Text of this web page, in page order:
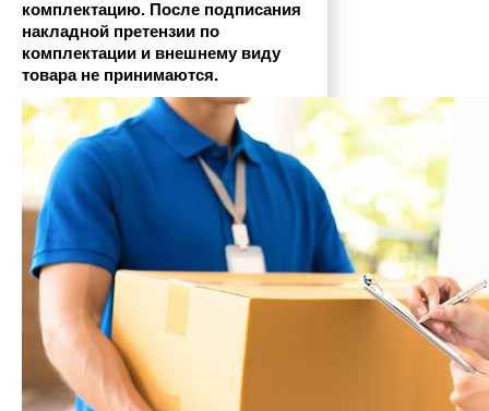
комплектацию. После подписания
накладной претензии по
комплектации и внешнему виду
товара не принимаются.